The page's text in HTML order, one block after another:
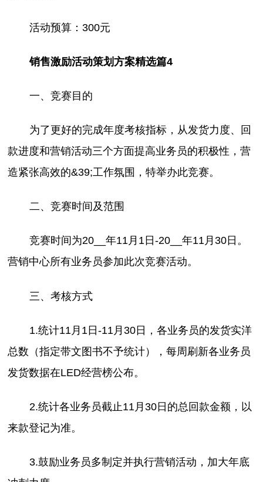
活动预算：300元
销售激励活动策划方案精选篇4
一、竞赛目的
为了更好的完成年度考核指标，从发货力度、回
款进度和营销活动三个方面提高业务员的积极性，营
造紧张高效的&39;工作氛围，特举办此竞赛。
二、竞赛时间及范围
竞赛时间为20__年11月1日-20__年11月30日。
营销中心所有业务员参加此次竞赛活动。
三、考核方式
1.统计11月1日-11月30日，各业务员的发货实洋
总数（指定带文图书不予统计），每周刷新各业务员
发货数据在LED经营榜公布。
2.统计各业务员截止11月30日的总回款金额，以
来款登记为准。
3.鼓励业务员多制定并执行营销活动，加大年底